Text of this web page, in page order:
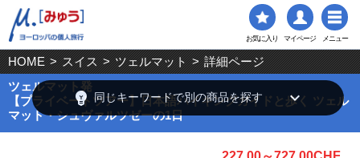
お気に入り マイページ メニュー
HOME > スイス > ツェルマット > 詳細ページ
ツェルマット発
【プライベートツアー】日本語ハイキングガイドと歩く ツェル
マット・シュヴァルツゼーの1日
emoji_objects 同じキーワードで別の商品を探す keyboard_arrow_down